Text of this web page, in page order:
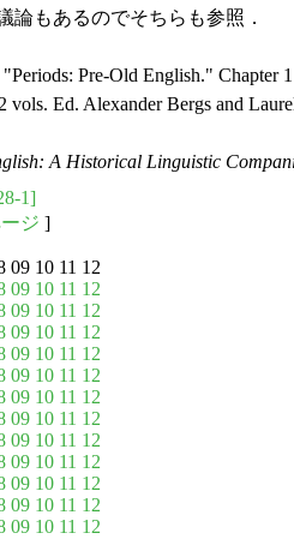
論もあるのでそちらも参照．
Pre-Old English." Chapter
2 vols. Ed. Alexander Bergs and
A Historical Linguistic
1]
ジ ]
09 10 11 12
09 10 11 12
09 10 11 12
09 10 11 12
09 10 11 12
09 10 11 12
09 10 11 12
09 10 11 12
09 10 11 12
09 10 11 12
09 10 11 12
09 10 11 12
09 10 11 12